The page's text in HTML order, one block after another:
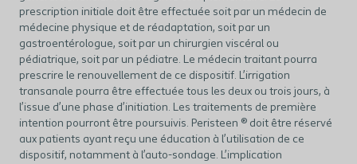
prescription initiale doit être effectuée soit par un médecin de
médecine physique et de réadaptation, soit par un
gastroentérologue, soit par un chirurgien viscéral ou
pédiatrique, soit par un pédiatre. Le médecin traitant pourra
prescrire le renouvellement de ce dispositif. L’irrigation
transanale pourra être effectuée tous les deux ou trois jours, à
l’issue d’une phase d’initiation. Les traitements de première
intention pourront être poursuivis. Peristeen ® doit être réservé
aux patients ayant reçu une éducation à l’utilisation de ce
dispositif, notamment à l’auto-sondage. L’implication